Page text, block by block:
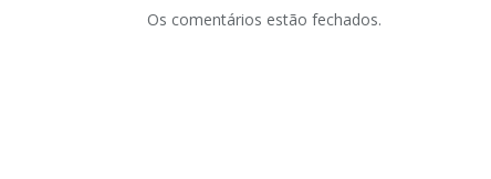
Os comentários estão fechados.